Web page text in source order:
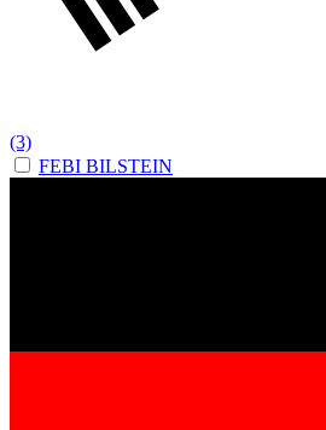
(3)
FEBI BILSTEIN